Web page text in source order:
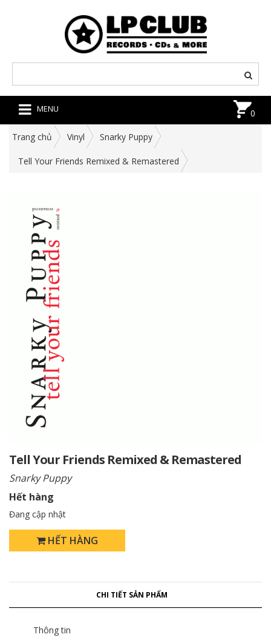
MENU 0
Trang chủ Vinyl Snarky Puppy
Tell Your Friends Remixed & Remastered
Tell Your Friends Remixed & Remastered
Snarky Puppy
Hết hàng
Đang cập nhật
HẾT HÀNG
CHI TIẾT SẢN PHẨM
Thông tin